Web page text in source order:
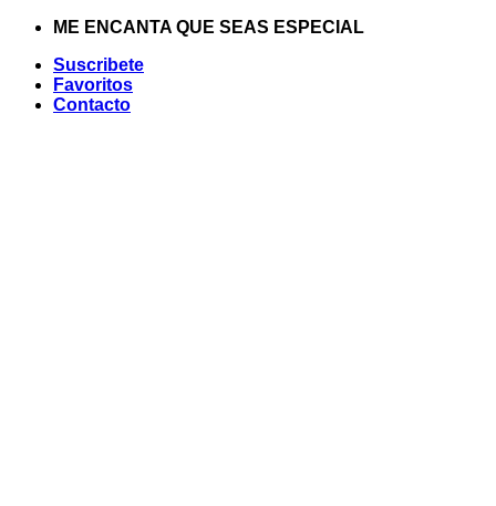
Saltar
contenido
ME ENCANTA QUE SEAS ESPECIAL
Suscribete
Favoritos
Contacto